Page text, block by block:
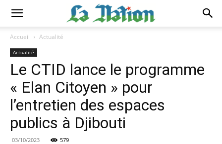
Accueil Actualité
Actualité
Le CTID lance le programme
« Elan Citoyen » pour
l’entretien des espaces
publics à Djibouti
03/10/2023 579